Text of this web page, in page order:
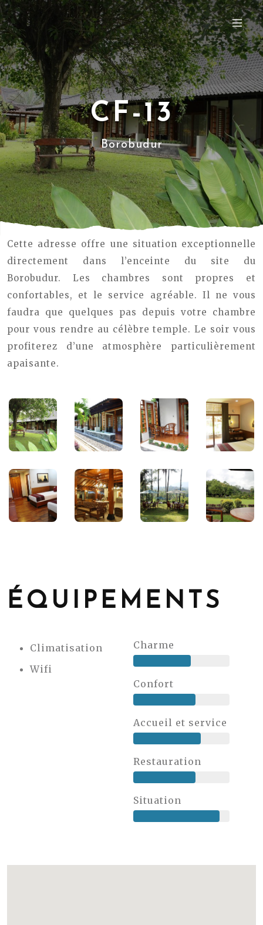
CF-13
Borobudur
Cette adresse offre une situation exceptionnelle
directement dans l’enceinte du site du
Borobudur. Les chambres sont propres et
confortables, et le service agréable. Il ne vous
faudra que quelques pas depuis votre chambre
pour vous rendre au célèbre temple. Le soir vous
profiterez d’une atmosphère particulièrement
apaisante.
ÉQUIPEMENTS
Climatisation
Wifi
Charme
Confort
Accueil et service
Restauration
Situation